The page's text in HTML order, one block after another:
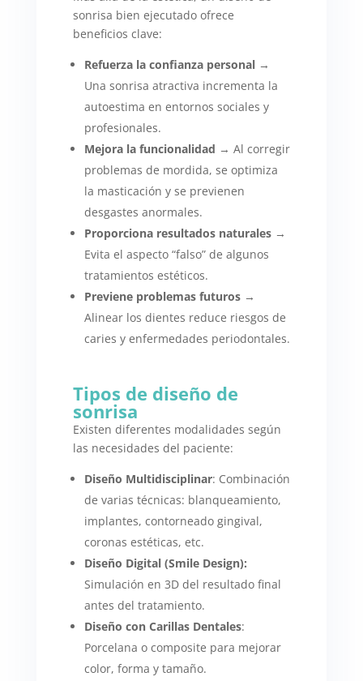
sonrisa bien ejecutado ofrece
beneficios clave:
Refuerza la confianza personal→
Una sonrisa atractiva incrementa la
autoestima en entornos sociales y
profesionales.
Mejora la funcionalidad → Al corregir
problemas de mordida, se optimiza
la masticación y se previenen
desgastes anormales.
Proporciona resultados naturales→
Evita el aspecto “falso” de algunos
tratamientos estéticos.
Previene problemas futuros→
Alinear los dientes reduce riesgos de
caries y enfermedades periodontales.
Tipos de diseño de
sonrisa
Existen diferentes modalidades según
las necesidades del paciente:
Diseño Multidisciplinar: Combinación
de varias técnicas: blanqueamiento,
implantes, contorneado gingival,
coronas estéticas, etc.
Diseño Digital (Smile Design):
Simulación en 3D del resultado final
antes del tratamiento.
Diseño con Carillas Dentales:
Porcelana o composite para mejorar
color, forma y tamaño.